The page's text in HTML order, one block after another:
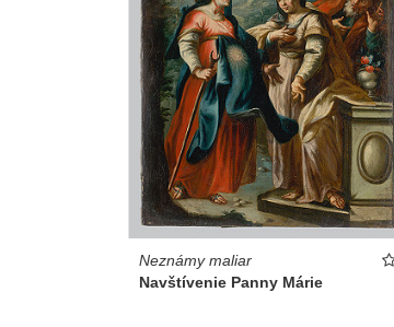
Neznámy maliar
Navštívenie Panny Márie